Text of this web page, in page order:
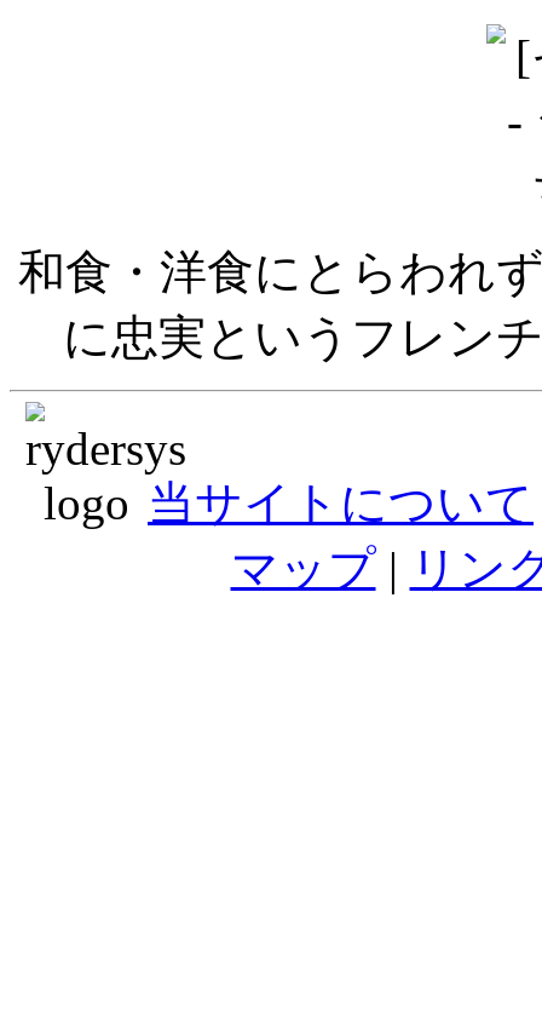
和食・洋食にとらわれ
に忠実というフレン
当サイトについて
マップ| リン